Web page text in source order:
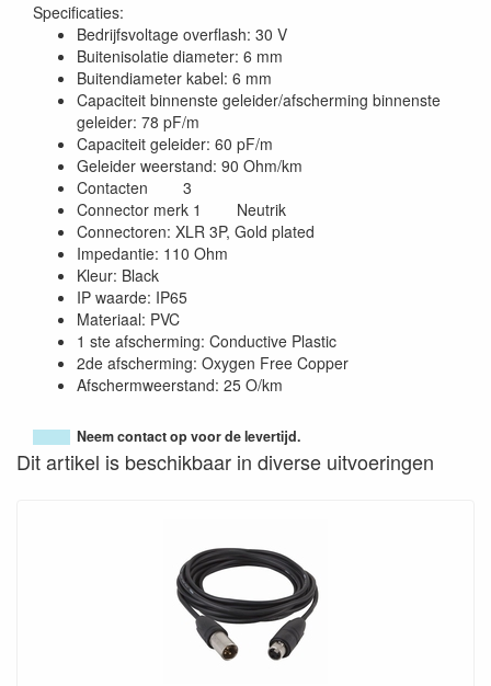
Specificaties:
Bedrijfsvoltage overflash: 30 V
Buitenisolatie diameter: 6 mm
Buitendiameter kabel: 6 mm
Capaciteit binnenste geleider/afscherming binnenste
geleider: 78 pF/m
Capaciteit geleider: 60 pF/m
Geleider weerstand: 90 Ohm/km
Contacten 3
Connector merk 1 Neutrik
Connectoren: XLR 3P, Gold plated
Impedantie: 110 Ohm
Kleur: Black
IP waarde: IP65
Materiaal: PVC
1 ste afscherming: Conductive Plastic
2de afscherming: Oxygen Free Copper
Afschermweerstand: 25 O/km
Neem contact op voor de levertijd.
Dit artikel is beschikbaar in diverse uitvoeringen